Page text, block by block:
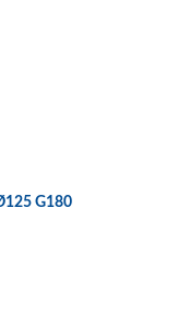
Ø125 G180